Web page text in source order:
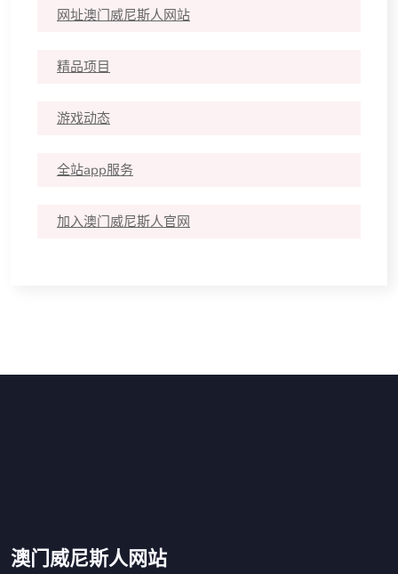
网址澳门威尼斯人网站
精品项目
游戏动态
全站app服务
加入澳门威尼斯人官网
澳门威尼斯人网站